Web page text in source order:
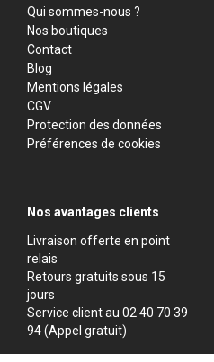
Qui sommes-nous ?
Nos boutiques
Contact
Blog
Mentions légales
CGV
Protection des données
Préférences de cookies
Nos avantages clients
Livraison offerte en point
relais
Retours gratuits sous 15
jours
Service client au 02 40 70 39
94 (Appel gratuit)